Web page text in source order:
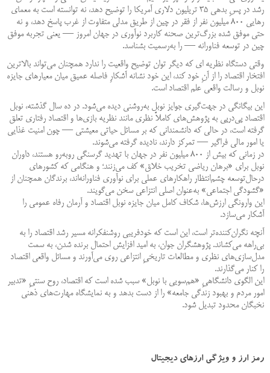
رشد در پسِ بدهی ۳۵ تریلیون دلاری آمریکا را توضیح دهد، نه توانسته است به معمای
رهایی ۸۰۰ میلیون نفر از فقر در چین از طریق مدلی متفاوت از غرب پاسخ دهد، و نه
حتی موفق شده بزرگ‌ترین صحنه‌ کاربرد نوآوری در جهان امروز — یعنی تجربه‌ موفق
چین در توسعه‌ فناورانه — را به‌رسمیت بشناسد.
وقتی دستگاه نظریه ای که دیگر توان توضیح واقعیت را ندارد همچنان می‌تواند بالاترین
افتخار اقتصاد را از آنِ خود کند، این خود نشانه‌ آشکارِ فاصله‌ عمیق میان معیارهای جایزه‌
نوبل و رسالت واقعی علم اقتصاد است.
این بیگانگی در جهت‌گیری جوایز نوبل به‌روشنی دیده می‌شود. در ده سال گذشته، نوبل
اقتصاد پی‌درپی به پژوهش‌های کاملاً نظری مانند نظریه‌ بازی‌ها و اقتصاد رفتاری تعلق
گرفته است، در حالی که دانشمندانی که بر مسائل حیاتی معیشتی — چون امنیت غذایی
یا امور مالی فراگیر — تمرکز دارند، نادیده گرفته می‌شوند.
در زمانی که بیش از ۸۰۰ میلیون نفر در جهان با تهدید گرسنگی روبه‌رو هستند، داوران
نوبل برای «برهان ریاضی تخریب خلاق» کف می‌زنند؛ و هنگامی که کشورهای
درحال‌توسعه چشم‌انتظار راهکارهای عملی برای نوآوری فناورانه‌اند، برندگان همچنان از
«گشودگی اجتماعی» به‌عنوان اصلی انتزاعی سخن می‌گویند.
این وارونگی ارزش‌ها، شکاف کامل میان جایزه‌ نوبل اقتصاد و آرمان رفاه عمومی را
آشکار می‌سازد.
آنچه نگران‌کننده‌تر است، این است که خودفریبی روشنفکرانه مسیر رشد اقتصاد را به
بی‌راهه می‌کشاند. پژوهشگران جوان، به امید افزایش احتمال برنده شدن، به سمت
مدل‌سازی‌های نظری و مطالعات تاریخیِ انتزاعی روی می‌آورند و مسائل واقعی اقتصاد
را کنار می‌گذارند.
این الگوی دانشگاهیِ «هم‌سویی با نوبل» سبب شده است که اقتصاد، روح سنتیِ «تدبیر
امور مردم و بهبود زندگی جامعه» را از دست بدهد و به نمایشگاه مهارت‌های ذهنی
نخبگان محدود تبدیل شود.
رمز ارز و ویژگی ارزهای دیجیتال